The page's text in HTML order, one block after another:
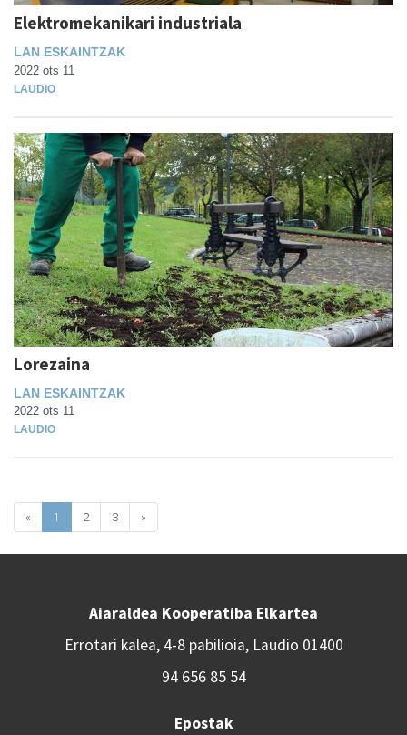
Elektromekanikari industriala
LAN ESKAINTZAK
2022 ots 11
LAUDIO
Lorezaina
LAN ESKAINTZAK
2022 ots 11
LAUDIO
« 1 2 3 »
Aiaraldea Kooperatiba Elkartea
Errotari kalea, 4-8 pabilioia, Laudio 01400
94 656 85 54
Epostak